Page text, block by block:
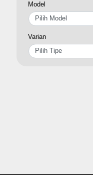
Model
Varian